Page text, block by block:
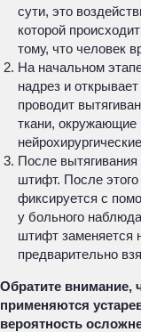
сути, это
которой
тому, что человек
На начальном
надрез и
проводит
ткани, окружающие
После
штифт. После
фиксируется с
у больного
штифт заменяется
предварительно
Обратите внимание,
применяются
вероятность